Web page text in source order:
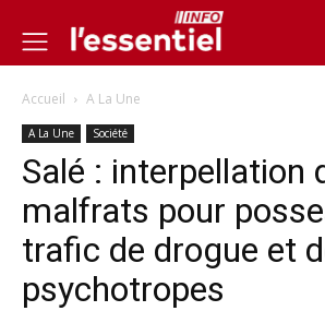
Accueil A La Une
A La Une Société
Salé : interpellation
malfrats pour
trafic de drogue et
psychotropes